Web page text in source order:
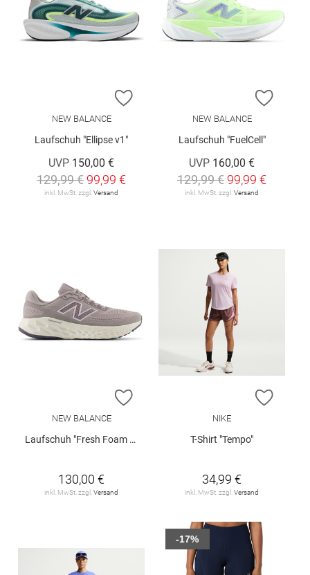
ZUR WUNSCHLISTE HINZUFÜGEN
NEW BALANCE
Laufschuh "Ellipse v1"
UVP 150,00 €
129,99 € 99,99 €
inkl. MwSt. zzgl. Versand
ZUR
NEW BALANCE
Laufschuh "FuelCell"
UVP 160,00 €
129,99 € 99,99 €
inkl. MwSt. zzgl. Versand
ZUR WUNSCHLISTE HINZUFÜGEN
NEW BALANCE
Laufschuh "Fresh Foam X Evoz v4"
130,00 €
inkl. MwSt. zzgl. Versand
ZUR
NIKE
T-Shirt "Tempo"
34,99 €
inkl. MwSt. zzgl. Versand
-17%